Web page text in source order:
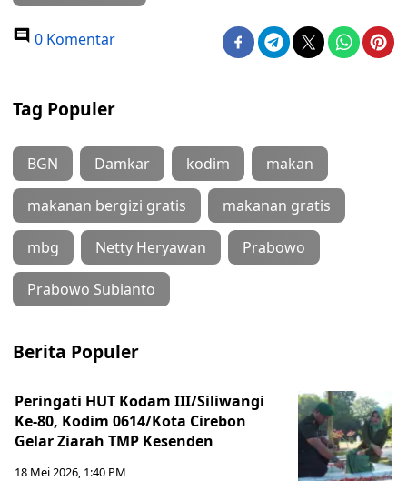
0 Komentar
Tag Populer
BGN Damkar kodim makan
makanan bergizi gratis makanan gratis
mbg Netty Heryawan Prabowo
Prabowo Subianto
Berita Populer
Peringati HUT Kodam III/Siliwangi
Ke-80, Kodim 0614/Kota Cirebon
Gelar Ziarah TMP Kesenden
18 Mei 2026, 1:40 PM